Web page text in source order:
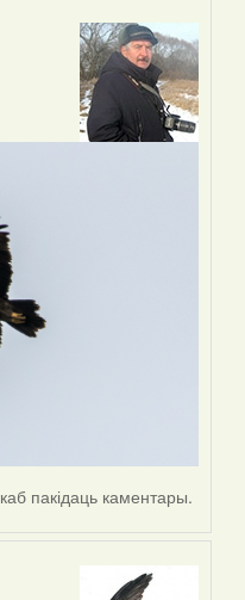
каб пакідаць каментары.